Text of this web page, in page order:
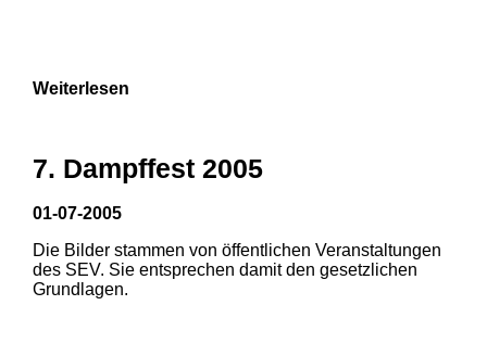
Weiterlesen
7. Dampffest 2005
01-07-2005
Die Bilder stammen von öffentlichen Veranstaltungen
des SEV. Sie entsprechen damit den gesetzlichen
Grundlagen.